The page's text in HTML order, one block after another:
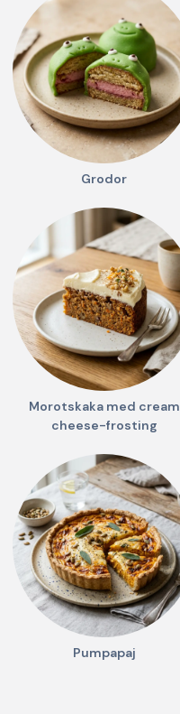
Grodor
Morotskaka med cream
cheese-frosting
Pumpapaj